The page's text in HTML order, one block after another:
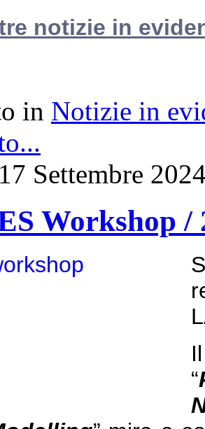
notizie in
in Notizie in
Settembre
Workshop /
“